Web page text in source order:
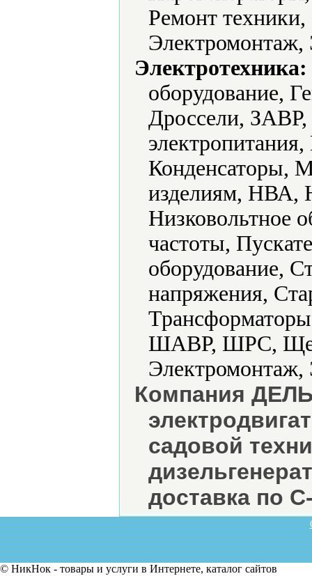
Ремонт
Электромонтаж,
Электротехника:
оборудование,
Дроссели,
Конденсаторы,
изделиям, НВА,
Низковольтное
частоты,
оборудование,
напряжения,
ШАВР, ШРС,
Электромонтаж,
Компания
садовой
доставка по
© НикНок - товары и услуги в Интернете, каталог сайтов